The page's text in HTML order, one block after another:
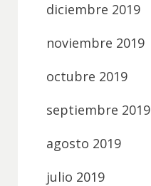
diciembre 2019
noviembre 2019
octubre 2019
septiembre 2019
agosto 2019
julio 2019